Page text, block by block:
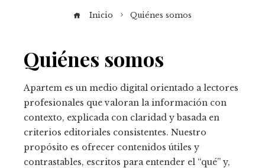
Inicio Quiénes somos
Quiénes somos
Apartem es un medio digital orientado a lectores
profesionales que valoran la información con
contexto, explicada con claridad y basada en
criterios editoriales consistentes. Nuestro
propósito es ofrecer contenidos útiles y
contrastables, escritos para entender el “qué” y,